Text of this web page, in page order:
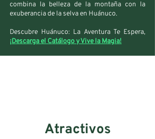
combina la belleza de la montaña con la
exuberancia de la selva en Huánuco.
Descubre Huánuco: La Aventura Te Espera,
¡Descarga el Catálogo y Vive la Magia!
Atractivos